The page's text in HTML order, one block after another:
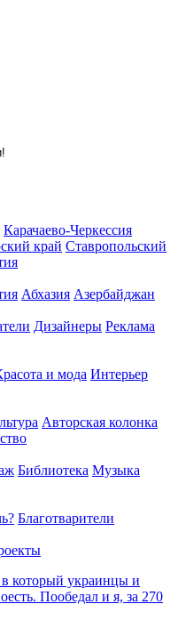
Карачаево-Черкессия
край Ставропольский
Абхазия Азербайджан
Дизайнеры Реклама
и мода Интерьер
Авторская колонка
Библиотека Музыка
Благотварители